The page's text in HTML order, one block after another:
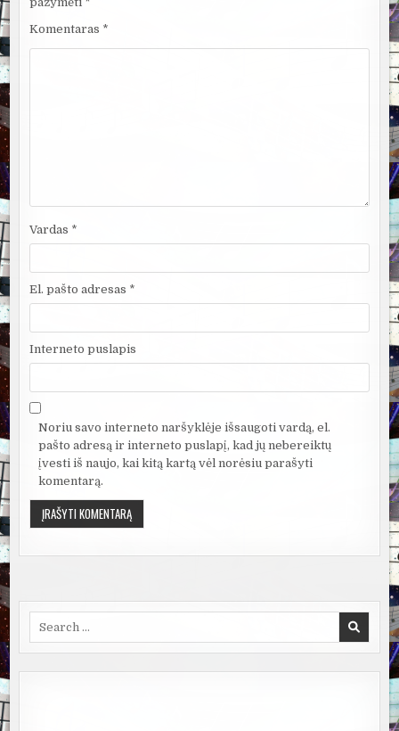
Komentaras *
Vardas *
El. pašto adresas *
Interneto puslapis
Noriu savo interneto naršyklėje išsaugoti vardą, el.
pašto adresą ir interneto puslapį, kad jų nebereiktų
įvesti iš naujo, kai kitą kartą vėl norėsiu parašyti
komentarą.